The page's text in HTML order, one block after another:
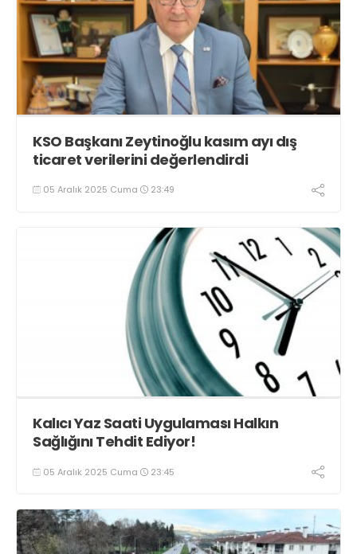
KSO Başkanı Zeytinoğlu kasım ayı dış
ticaret verilerini değerlendirdi
05 Aralık 2025 Cuma 23:49
Kalıcı Yaz Saati Uygulaması Halkın
Sağlığını Tehdit Ediyor!
05 Aralık 2025 Cuma 23:45